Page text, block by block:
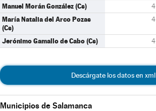
Manuel Morán González (Cs) 4
María Natalia del Arco Pozas
(Cs)
4
Jerónimo Gamallo de Cabo (Cs) 4
Descárgate los datos en xml
Municipios de Salamanca